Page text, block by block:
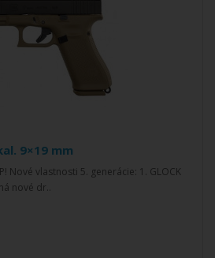
9×19 mm
Nové vlastnosti 5. generácie: 1. GLOCK
nové dr..